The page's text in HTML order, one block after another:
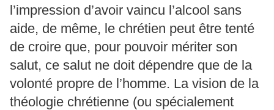
l’impression d’avoir vaincu l’alcool sans
aide, de même, le chrétien peut être tenté
de croire que, pour pouvoir mériter son
salut, ce salut ne doit dépendre que de la
volonté propre de l’homme. La vision de la
théologie chrétienne (ou spécialement